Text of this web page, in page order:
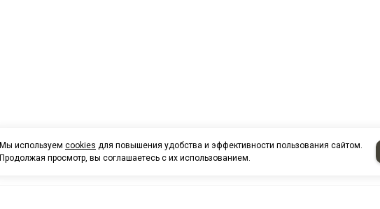
Мы используем cookies для повышения удобства и эффективности пользования сайтом.
Продолжая просмотр, вы соглашаетесь с их использованием.